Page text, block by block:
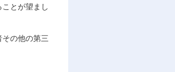
とが望まし
の他の第三